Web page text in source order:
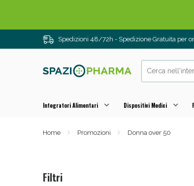
Spedizioni 48/72h - Spedizione Gratuita per
Integratori Alimentari Dispositivi Medici
Home Promozioni Donna over 50
Filtri